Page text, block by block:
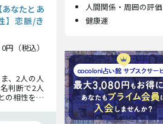
なたとあ
】恋脈/き
円（税込）
、2人の人
判断で2人
の相性を知
人間関係・周囲の評価
健康運